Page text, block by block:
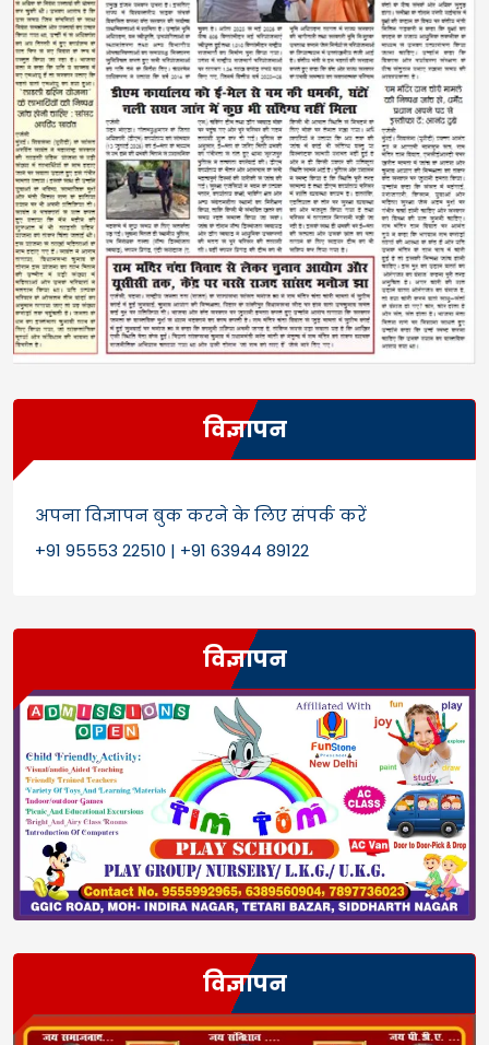
विज्ञापन
अपना विज्ञापन बुक करने के लिए संपर्क करें
+91 95553 22510 | +91 63944 89122
विज्ञापन
विज्ञापन